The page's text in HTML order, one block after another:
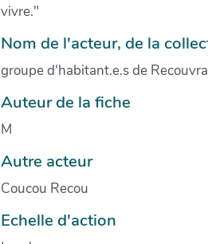
vivre."
Nom de l'acteur, de la
groupe d'habitant.e.s de
Auteur de la fiche
M
Autre acteur
Coucou Recou
Echelle d'action